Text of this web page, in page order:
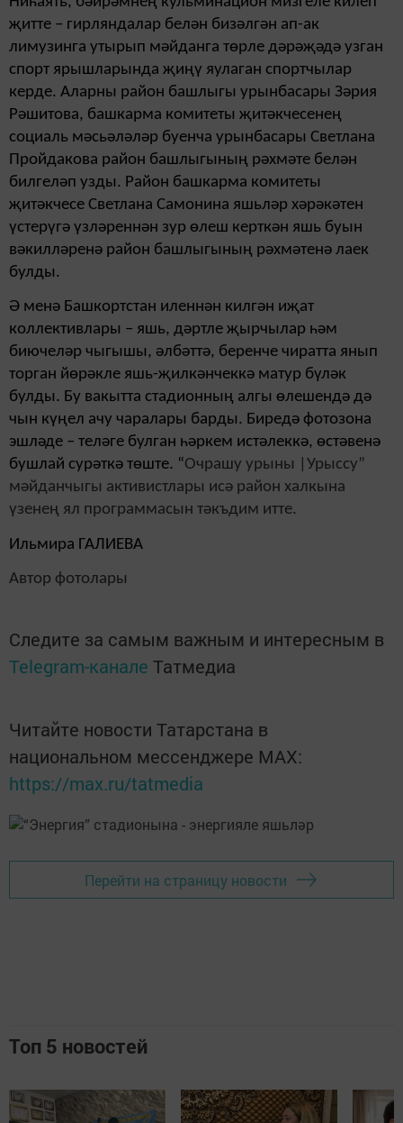
җитте – гирляндалар белән бизәлгән ап-ак
лимузинга утырып мәйданга төрле дәрәҗәдә узган
спорт ярышларында җиңү яулаган спортчылар
керде. Аларны район башлыгы урынбасары Зәрия
Рәшитова, башкарма комитеты җитәкчесенең
социаль мәсьәләләр буенча урынбасары Светлана
Пройдакова район башлыгының рәхмәте белән
билгеләп узды. Район башкарма комитеты
җитәкчесе Светлана Самонина яшьләр хәрәкәтен
үстерүгә үзләреннән зур өлеш керткән яшь буын
вәкилләренә район башлыгының рәхмәтенә лаек
булды.
Ә менә Башкортстан иленнән килгән иҗат
коллективлары – яшь, дәртле җырчылар һәм
биючеләр чыгышы, әлбәттә, беренче чиратта янып
торган йөрәкле яшь-җилкәнчеккә матур бүләк
булды. Бу вакытта стадионның алгы өлешендә дә
чын күңел ачу чаралары барды. Биредә фотозона
эшләде – теләге булган һәркем истәлеккә, өстәвенә
бушлай сурәткә төште. “Очрашу урыны |Урыссу”
мәйданчыгы активистлары исә район халкына
үзенең ял программасын тәкъдим итте.
Ильмира ГАЛИЕВА
Автор фотолары
Следите за самым важным и интересным в
Telegram-канале Татмедиа
Читайте новости Татарстана в
национальном мессенджере MАХ:
https://max.ru/tatmedia
Перейти на страницу новости
Топ 5 новостей